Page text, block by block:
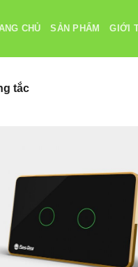
CHỦ SẢN PHẨM GIỚI
tắc